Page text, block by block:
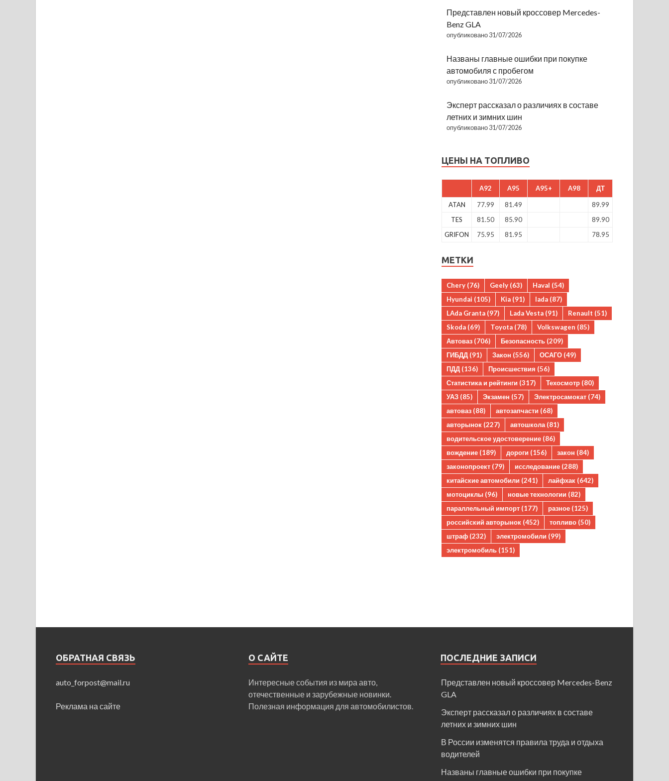
Представлен новый кроссовер Mercedes-
Benz GLA
опубликовано 31/07/2026
Названы главные ошибки при покупке
автомобиля с пробегом
опубликовано 31/07/2026
Эксперт рассказал о различиях в составе
летних и зимних шин
опубликовано 31/07/2026
ЦЕНЫ НА ТОПЛИВО
A92 A95 A95+ A98 ДТ
ATAN 77.99 81.49
89.99
TES
81.50 85.90
89.90
GRIFON
75.95 81.95 78.95
МЕТКИ
Chery (76) Geely (63) Haval (54)
Hyundai (105) Kia (91) lada (87)
LAda Granta (97) Lada Vesta (91) Renault (51)
Skoda (69) Toyota (78) Volkswagen (85)
Автоваз (706) Безопасность (209)
ГИБДД (91) Закон (556) ОСАГО (49)
ПДД (136) Происшествия (56)
Статистика и рейтинги (317) Техосмотр (80)
УАЗ (85) Экзамен (57) Электросамокат (74)
автоваз (88) автозапчасти (68)
авторынок (227) автошкола (81)
водительское удостоверение (86)
вождение (189) дороги (156) закон (84)
законопроект (79) исследование (288)
китайские автомобили (241) лайфхак (642)
мотоциклы (96) новые технологии (82)
параллельный импорт (177) разное (125)
российский авторынок (452) топливо (50)
штраф (232) электромобили (99)
электромобиль (151)
ОБРАТНАЯ СВЯЗЬ
auto_forpost@mail.ru
Реклама на сайте
О САЙТЕ
Интересные события из мира авто,
отечественные и зарубежные новинки.
Полезная информация для автомобилистов.
ПОСЛЕДНИЕ ЗАПИСИ
Представлен новый кроссовер Mercedes-Benz
GLA
Эксперт рассказал о различиях в составе
летних и зимних шин
В России изменятся правила труда и отдыха
водителей
Названы главные ошибки при покупке